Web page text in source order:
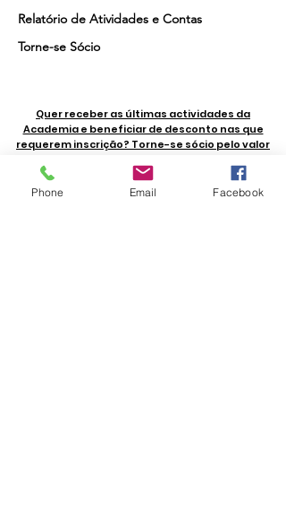
Relatório de Atividades e Contas
Torne-se Sócio
Quer receber as últimas actividades da
Academia e beneficiar de desconto nas que
requerem inscrição? Torne-se sócio pelo valor
© 2024 by
Manuela Ferrer | Social Media
Marketing Lisboa
Fotografias de Manuel Luis
Phone Email Facebook